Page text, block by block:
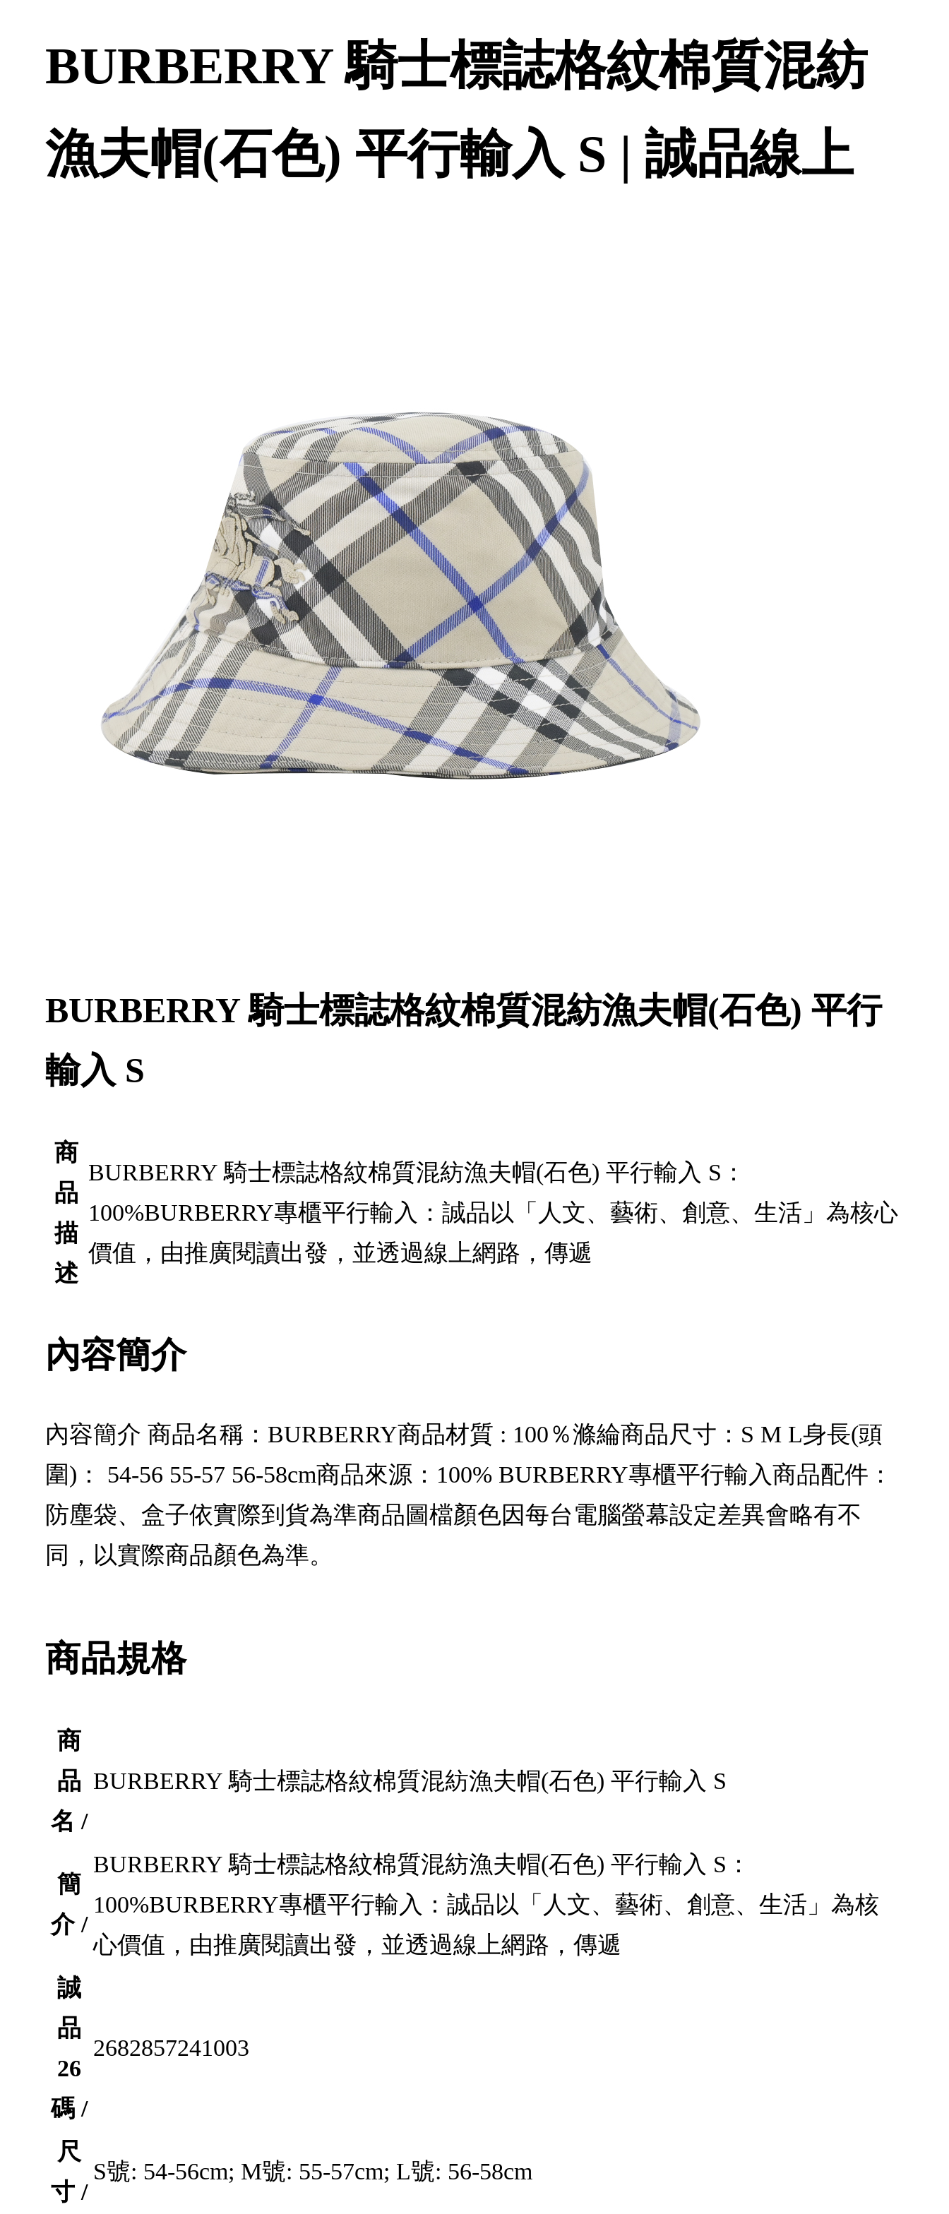
BURBERRY 騎士標誌格紋棉質混紡
漁夫帽(石色) 平行輸入 S | 誠品線上
BURBERRY 騎士標誌格紋棉質混紡漁夫帽(石色) 平行
輸入 S
商
品
描
述
BURBERRY 騎士標誌格紋棉質混紡漁夫帽(石色) 平行輸入 S：
100%BURBERRY專櫃平行輸入：誠品以「人文、藝術、創意、生活」為核心
價值，由推廣閱讀出發，並透過線上網路，傳遞
內容簡介
內容簡介 商品名稱：BURBERRY商品材質 : 100％滌綸商品尺寸：S M L身長(頭
圍)： 54-56 55-57 56-58cm商品來源：100% BURBERRY專櫃平行輸入商品配件：
防塵袋、盒子依實際到貨為準商品圖檔顏色因每台電腦螢幕設定差異會略有不
同，以實際商品顏色為準。
商品規格
商
品
名 /
BURBERRY 騎士標誌格紋棉質混紡漁夫帽(石色) 平行輸入 S
簡
介 /
BURBERRY 騎士標誌格紋棉質混紡漁夫帽(石色) 平行輸入 S：
100%BURBERRY專櫃平行輸入：誠品以「人文、藝術、創意、生活」為核
心價值，由推廣閱讀出發，並透過線上網路，傳遞
誠
品
26
碼 /
2682857241003
尺
寸 /
S號: 54-56cm; M號: 55-57cm; L號: 56-58cm